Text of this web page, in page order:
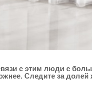
с этим люди с
Следите за